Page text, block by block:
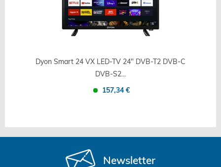
Dyon Smart 24 VX LED-TV 24" DVB-T2 DVB-C
DVB-S2...
157,34 €
Newsletter